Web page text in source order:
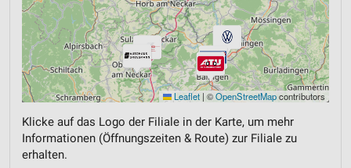
Leaflet | ©OpenStreetMapcontributors
Klicke auf das Logo der Filiale in der Karte, um mehr
Informationen (Öffnungszeiten & Route) zur Filiale zu
erhalten.